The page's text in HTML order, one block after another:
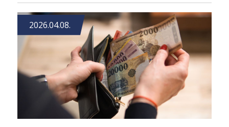
2026.04.08.